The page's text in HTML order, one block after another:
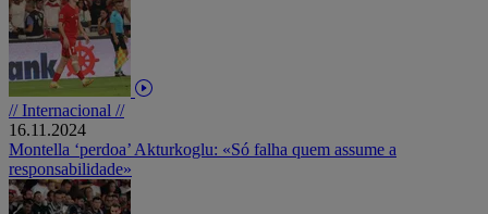
// Internacional //
16.11.2024
Montella ‘perdoa’ Akturkoglu: «Só falha quem assume a
responsabilidade»